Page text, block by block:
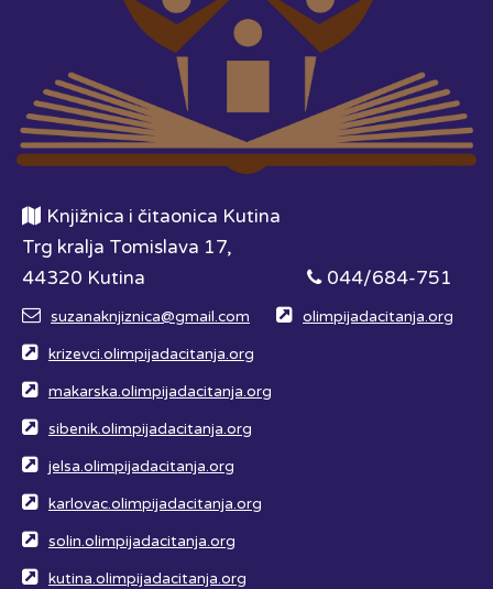
Knjižnica i čitaonica Kutina
Trg kralja Tomislava 17,
44320 Kutina
044/684-751
suzanaknjiznica@gmail.com olimpijadacitanja.org
krizevci.olimpijadacitanja.org
makarska.olimpijadacitanja.org
sibenik.olimpijadacitanja.org
jelsa.olimpijadacitanja.org
karlovac.olimpijadacitanja.org
solin.olimpijadacitanja.org
kutina.olimpijadacitanja.org